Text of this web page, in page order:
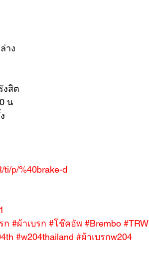
าง
งสิต
น
ti/p/%40brake-d
ก #ผ้าเบรก #โช๊คอัพ #Brembo #TRW
#w204thailand #ผ้าเบรกw204